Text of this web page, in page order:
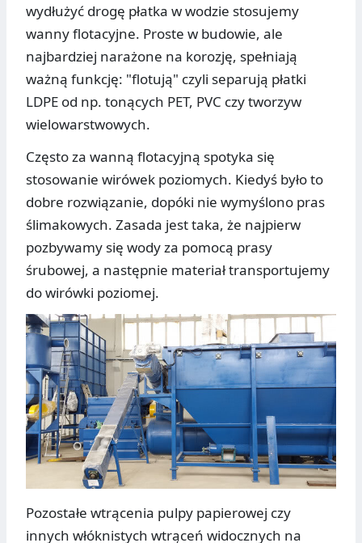
wydłużyć drogę płatka w wodzie stosujemy
wanny flotacyjne. Proste w budowie, ale
najbardziej narażone na korozję, spełniają
ważną funkcję: "flotują" czyli separują płatki
LDPE od np. tonących PET, PVC czy tworzyw
wielowarstwowych.
Często za wanną flotacyjną spotyka się
stosowanie wirówek poziomych. Kiedyś było to
dobre rozwiązanie, dopóki nie wymyślono pras
ślimakowych. Zasada jest taka, że najpierw
pozbywamy się wody za pomocą prasy
śrubowej, a następnie materiał transportujemy
do wirówki poziomej.
Pozostałe wtrącenia pulpy papierowej czy
innych włóknistych wtrąceń widocznych na